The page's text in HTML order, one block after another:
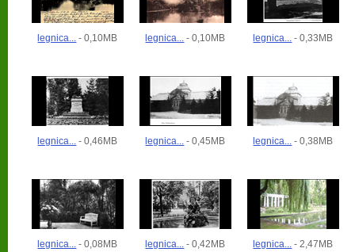
legnica... - 0,10MB legnica... - 0,10MB legnica... - 0,33MB
legnica... - 0,46MB legnica... - 0,45MB legnica... - 0,38MB
legnica... - 0,08MB legnica... - 0,42MB legnica... - 2,47MB